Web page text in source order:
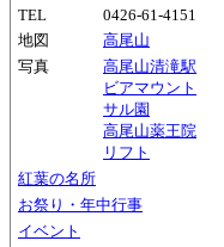
TEL
0426-61-4151
地図
高尾山
写真
高尾山清滝駅
ビアマウント
サル園
高尾山薬王院
リフト
紅葉の名所
お祭り・年中行事
イベント